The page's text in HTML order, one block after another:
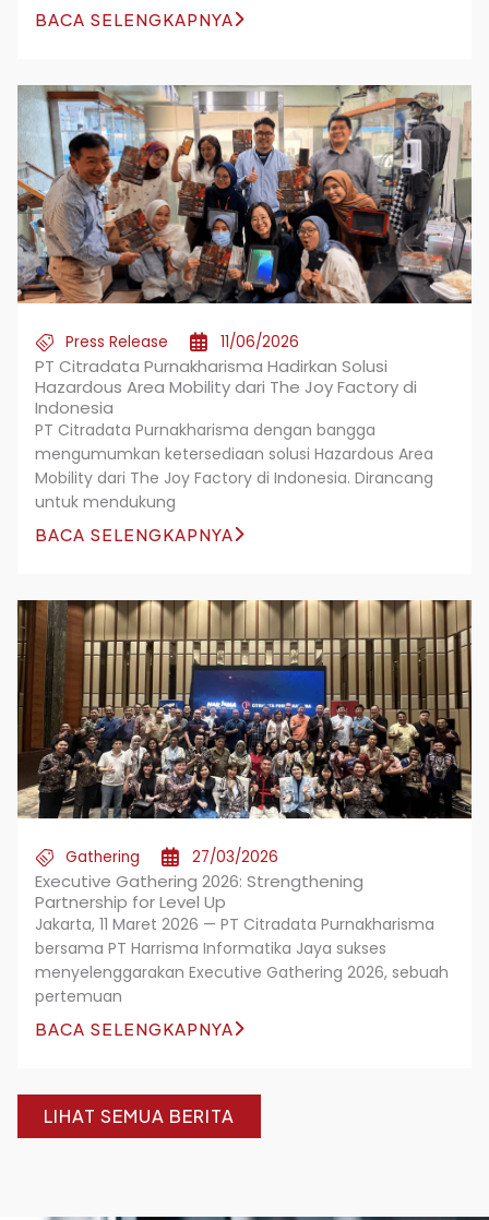
LIHAT SEMUA BERITA
BACA SELENGKAPNYA
Press Release 11/06/2026
PT Citradata Purnakharisma Hadirkan Solusi
Hazardous Area Mobility dari The Joy Factory di
Indonesia
PT Citradata Purnakharisma dengan bangga
mengumumkan ketersediaan solusi Hazardous Area
Mobility dari The Joy Factory di Indonesia. Dirancang
untuk mendukung
BACA SELENGKAPNYA
Gathering 27/03/2026
Executive Gathering 2026: Strengthening
Partnership for Level Up
Jakarta, 11 Maret 2026 — PT Citradata Purnakharisma
bersama PT Harrisma Informatika Jaya sukses
menyelenggarakan Executive Gathering 2026, sebuah
pertemuan
BACA SELENGKAPNYA